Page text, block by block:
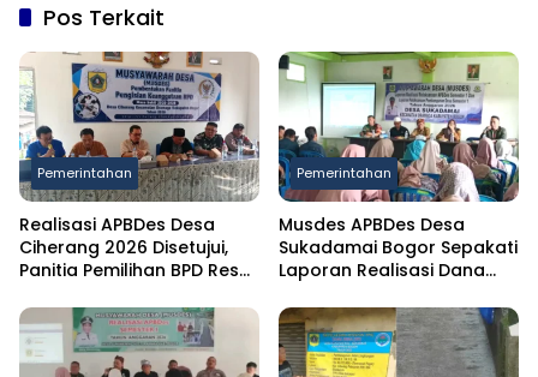
Pos Terkait
Pemerintahan
Realisasi APBDes Desa
Ciherang 2026 Disetujui,
Panitia Pemilihan BPD Resmi
Pemerintahan
Musdes APBDes Desa
Sukadamai Bogor Sepakati
Laporan Realisasi Dana